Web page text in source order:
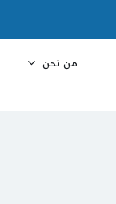
من نحن